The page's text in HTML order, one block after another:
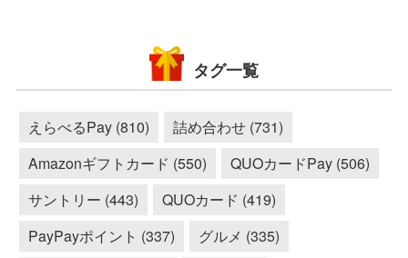
タグ一覧
えらべるPay (810)
詰め合わせ (731)
Amazonギフトカード (550)
QUOカードPay (506)
サントリー (443)
QUOカード (419)
PayPayポイント (337)
グルメ (335)